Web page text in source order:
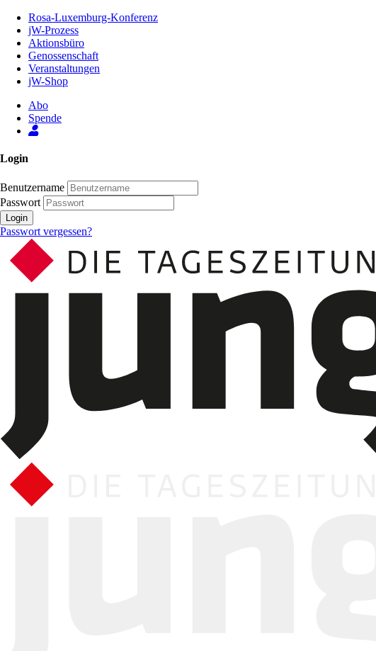
Inhalt
Seite
Rosa-Luxemburg-Konferenz
jW-Prozess
Aktionsbüro
Genossenschaft
Veranstaltungen
jW-Shop
Abo
Spende
Login
Benutzername
Passwort
Login
Passwort vergessen?